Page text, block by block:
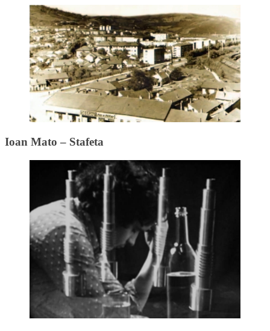
Ioan Mato – Stafeta